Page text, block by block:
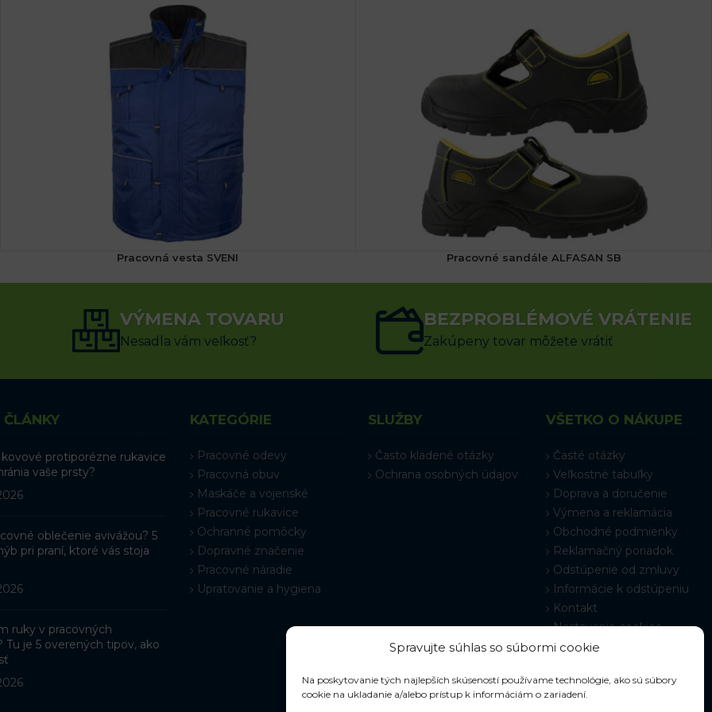
Spravujte súhlas so súbormi cookie
Na poskytovanie tých najlepších skúseností používame technológie, ako sú súbory
cookie na ukladanie a/alebo prístup k informáciám o zariadení.
Pracovná vesta SVENI
25.82€ 19.34€ s DPH
VÝBER MOŽNOSTÍ
Pracovné sandále ALFASAN SB
24.46 € 20.28€ s DPH
VÝBER MOŽNOSTÍ
VÝMENA TOVARU
Nesadla vám veľkosť?
BEZPROBLÉMOVÉ VRÁTENIE
Zakúpeny tovar môžete vrátiť
kovové protiporézne rukavice
vaše prsty?
oblečenie avivážou? 5
pri praní, ktoré vás stoja
ruky v pracovných
Tu je 5 overených tipov, ako
KATEGÓRIE
Pracovné odevy
Pracovná obuv
Maskáče a vojenské
Pracovné rukavice
Ochranné pomôcky
Dopravné značenie
Pracovné náradie
Upratovanie a hygiena
SLUŽBY
Často kladené otázky
Ochrana osobných údajov
VŠETKO O NÁKUPE
Časté otázky
Veľkostné tabuľky
Doprava a doručenie
Výmena a reklamácia
Obchodné podmienky
Reklamačný poriadok
Odstúpenie od zmluvy
Informácie k odstúpeniu
Kontakt
Nastavenie cookies